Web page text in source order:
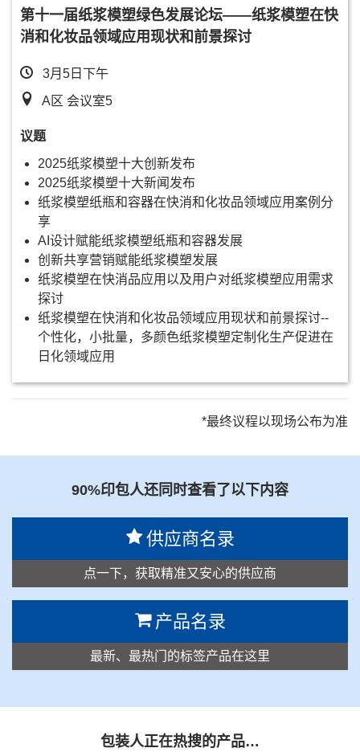
第十一届纸浆模塑绿色发展论坛——纸浆模塑在快
消和化妆品领域应用现状和前景探讨
3月5日下午
A区 会议室5
议题
2025纸浆模塑十大创新发布
2025纸浆模塑十大新闻发布
纸浆模塑纸瓶和容器在快消和化妆品领域应用案例分
享
AI设计赋能纸浆模塑纸瓶和容器发展
创新共享营销赋能纸浆模塑发展
纸浆模塑在快消品应用以及用户对纸浆模塑应用需求
探讨
纸浆模塑在快消和化妆品领域应用现状和前景探讨--
个性化，小批量，多颜色纸浆模塑定制化生产促进在
日化领域应用
*最终议程以现场公布为准
90%印包人还同时查看了以下内容
供应商名录
点一下，获取精准又安心的供应商
产品名录
最新、最热门的标签产品在这里
包装人正在热搜的产品…